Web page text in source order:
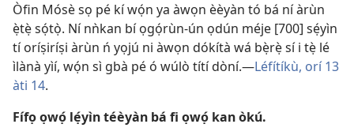
Òfin Mósè sọ pé kí wọ́n ya àwọn èèyàn tó bá ní àrùn
ẹ̀tẹ̀ sọ́tọ̀. Ní nǹkan bí ọgọ́rùn-ún ọdún méje [700] sẹ́yìn
tí oríṣiríṣi àrùn ń yọjú ni àwọn dókítà wá bẹ̀rẹ̀ sí i tẹ̀ lé
ìlànà yìí, wọ́n sì gbà pé ó wúlò títí dòní.​—Léfítíkù, orí 13
àti 14.
Fífọ ọwọ́ lẹ́yìn téèyàn bá fi ọwọ́ kan òkú.